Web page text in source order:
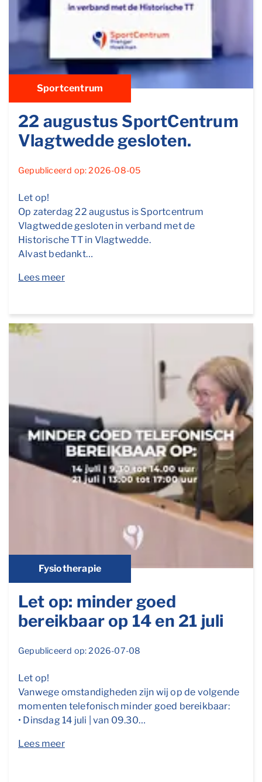
Sportcentrum
22 augustus SportCentrum
Vlagtwedde gesloten.
Gepubliceerd op: 2026-08-05
Let op!
Op zaterdag 22 augustus is Sportcentrum
Vlagtwedde gesloten in verband met de
Historische TT in Vlagtwedde.
Alvast bedankt…
Lees meer
Fysiotherapie
Let op: minder goed
bereikbaar op 14 en 21 juli
Gepubliceerd op: 2026-07-08
Let op!
Vanwege omstandigheden zijn wij op de volgende
momenten telefonisch minder goed bereikbaar:
• Dinsdag 14 juli | van 09.30…
Lees meer